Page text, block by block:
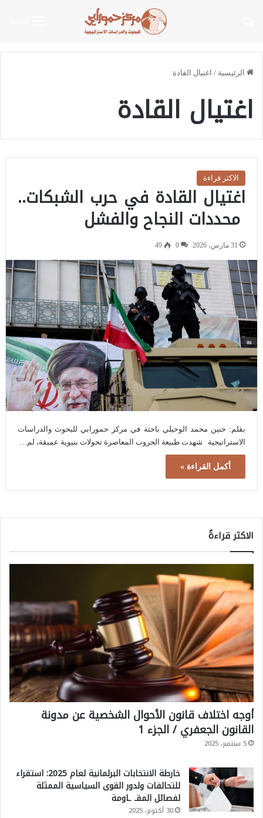
الرئيسية / اغتيال القادة
اغتيال القادة
الاكثر قراءة
اغتيال القادة في حرب الشبكات..
محددات النجاح والفشل
31 مارس، 2026 0
49
بقلم: حنين محمد الوحيلي باحثة في مركز حمورابي للبحوث والدراسات
الاستراتيجية شهدت طبيعة الحروب المعاصرة تحولات بنيوية عميقة، لم…
أكمل القراءة »
الاكثر قراءةً
أوجه اختلاف قانون الأحوال الشخصية عن مدونة
القانون الجعفري / الجزء 1
5 سبتمبر، 2025
خارطة الانتخابات البرلمانية لعام 2025: استقراء
للتحالفات ولدور القوى السياسية الممثلة
لفصائل المقـ ـاومة
30 أكتوبر، 2025